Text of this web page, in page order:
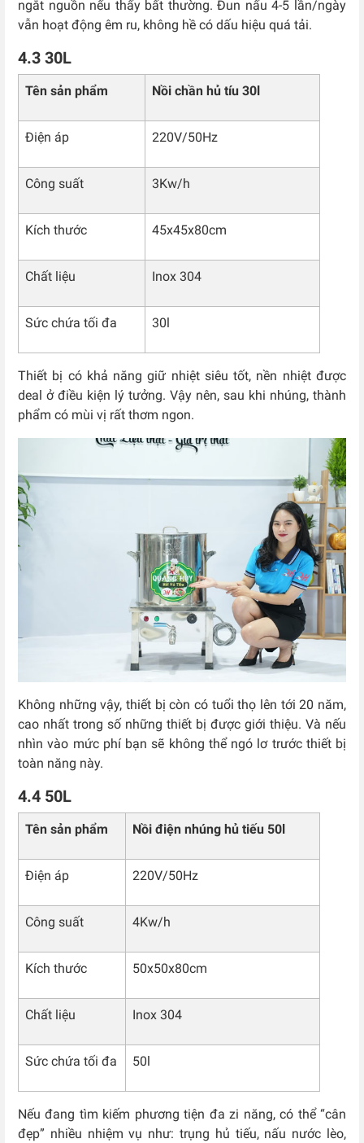
ngắt nguồn nếu thấy bất thường. Đun nấu 4-5 lần/ngày
vẫn hoạt động êm ru, không hề có dấu hiệu quá tải.
4.3 30L
Tên sản phẩm Nồi chần hủ tíu 30l
Điện áp 220V/50Hz
Công suất 3Kw/h
Kích thước 45x45x80cm
Chất liệu Inox 304
Sức chứa tối đa 30l
Thiết bị có khả năng giữ nhiệt siêu tốt, nền nhiệt được
deal ở điều kiện lý tưởng. Vậy nên, sau khi nhúng, thành
phẩm có mùi vị rất thơm ngon.
Không những vậy, thiết bị còn có tuổi thọ lên tới 20 năm,
cao nhất trong số những thiết bị được giới thiệu. Và nếu
nhìn vào mức phí bạn sẽ không thể ngó lơ trước thiết bị
toàn năng này.
4.4 50L
Tên sản phẩm Nồi điện nhúng hủ tiếu 50l
Điện áp 220V/50Hz
Công suất 4Kw/h
Kích thước 50x50x80cm
Chất liệu Inox 304
Sức chứa tối đa 50l
Nếu đang tìm kiếm phương tiện đa zi năng, có thể “cân
đẹp” nhiều nhiệm vụ như: trụng hủ tiếu, nấu nước lèo,